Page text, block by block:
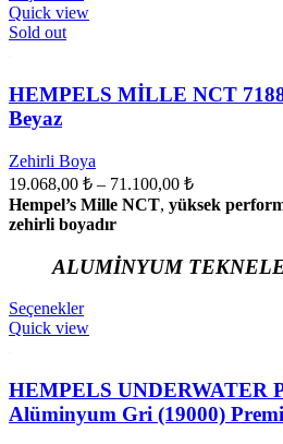
ürünün
var.
Seçenekler
seçilebilir
Quick view
Sold out
HEMPELS MİLLE NCT
Beyaz
Zehirli Boya
19.068,00 ₺ – 71.100,00 ₺Fiyat
aralığı:
71.100,00 ₺
Hempel’s Mille NCT, yüksek
zehirli boyadır
ALUMİNYUM
SeçeneklerBu
ürünün
varyasyonu
var.
Seçenekler
Quick view
HEMPELS UNDERWATER
Alüminyum Gri (19000)